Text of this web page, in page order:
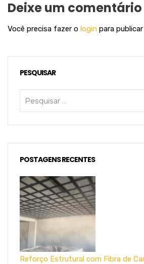
Deixe um comentário
Você precisa fazer o login para
PESQUISAR
POSTAGENS RECENTES
Reforço Estrutural com Fibra de